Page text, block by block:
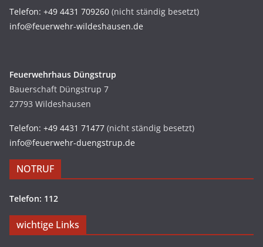
Telefon: +49 4431 709260 (nicht ständig besetzt)
info@feuerwehr-wildeshausen.de
Feuerwehrhaus Düngstrup
Bauerschaft Düngstrup 7
27793 Wildeshausen
Telefon: +49 4431 71477 (nicht ständig besetzt)
info@feuerwehr-duengstrup.de
NOTRUF
Telefon: 112
wichtige Links